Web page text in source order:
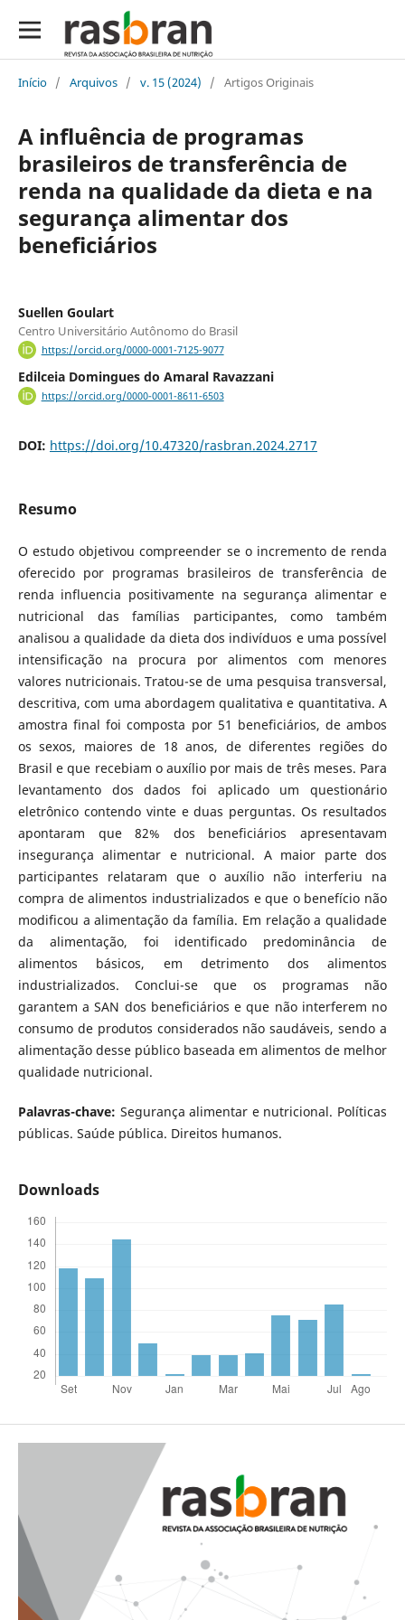
Início / Arquivos / v. 15 (2024) / Artigos Originais
A influência de programas
brasileiros de transferência de
renda na qualidade da dieta e na
segurança alimentar dos
beneficiários
Suellen Goulart
Centro Universitário Autônomo do Brasil
https://orcid.org/0000-0001-7125-9077
Edilceia Domingues do Amaral Ravazzani
https://orcid.org/0000-0001-8611-6503
DOI: https://doi.org/10.47320/rasbran.2024.2717
Resumo
O estudo objetivou compreender se o incremento de renda
oferecido por programas brasileiros de transferência de
renda influencia positivamente na segurança alimentar e
nutricional das famílias participantes, como também
analisou a qualidade da dieta dos indivíduos e uma possível
intensificação na procura por alimentos com menores
valores nutricionais. Tratou-se de uma pesquisa transversal,
descritiva, com uma abordagem qualitativa e quantitativa. A
amostra final foi composta por 51 beneficiários, de ambos
os sexos, maiores de 18 anos, de diferentes regiões do
Brasil e que recebiam o auxílio por mais de três meses. Para
levantamento dos dados foi aplicado um questionário
eletrônico contendo vinte e duas perguntas. Os resultados
apontaram que 82% dos beneficiários apresentavam
insegurança alimentar e nutricional. A maior parte dos
participantes relataram que o auxílio não interferiu na
compra de alimentos industrializados e que o benefício não
modificou a alimentação da família. Em relação a qualidade
da alimentação, foi identificado predominância de
alimentos básicos, em detrimento dos alimentos
industrializados. Conclui-se que os programas não
garantem a SAN dos beneficiários e que não interferem no
consumo de produtos considerados não saudáveis, sendo a
alimentação desse público baseada em alimentos de melhor
qualidade nutricional.
Palavras-chave: Segurança alimentar e nutricional. Políticas
públicas. Saúde pública. Direitos humanos.
Downloads